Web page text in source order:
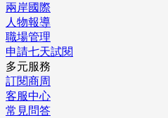
兩岸國際
人物報導
職場管理
申請七天試閱
多元服務
訂閱商周
客服中心
常見問答